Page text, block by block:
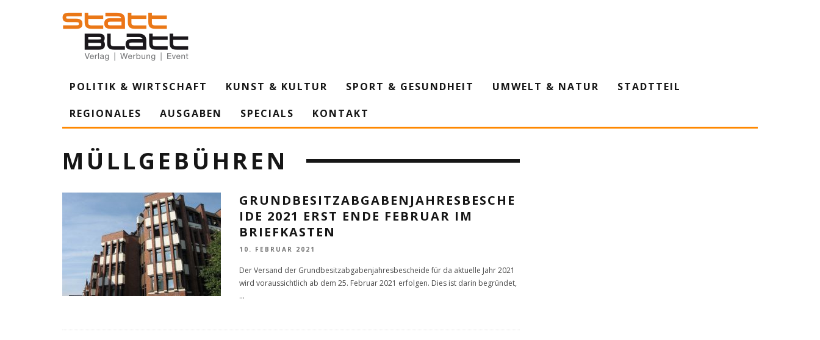
POLITIK & WIRTSCHAFT KUNST & KULTUR SPORT & GESUNDHEIT UMWELT & NATUR
STADTTEIL
REGIONALES
AUSGABEN SPECIALS KONTAKT
MÜLLGEBÜHREN
GRUNDBESITZABGABENJAHRESBESCHE
IDE 2021 ERST ENDE FEBRUAR IM
BRIEFKASTEN
10. FEBRUAR 2021
Der Versand der Grundbesitzabgabenjahresbescheide für da aktuelle Jahr 2021
wird voraussichtlich ab dem 25. Februar 2021 erfolgen. Dies ist darin begründet,
...